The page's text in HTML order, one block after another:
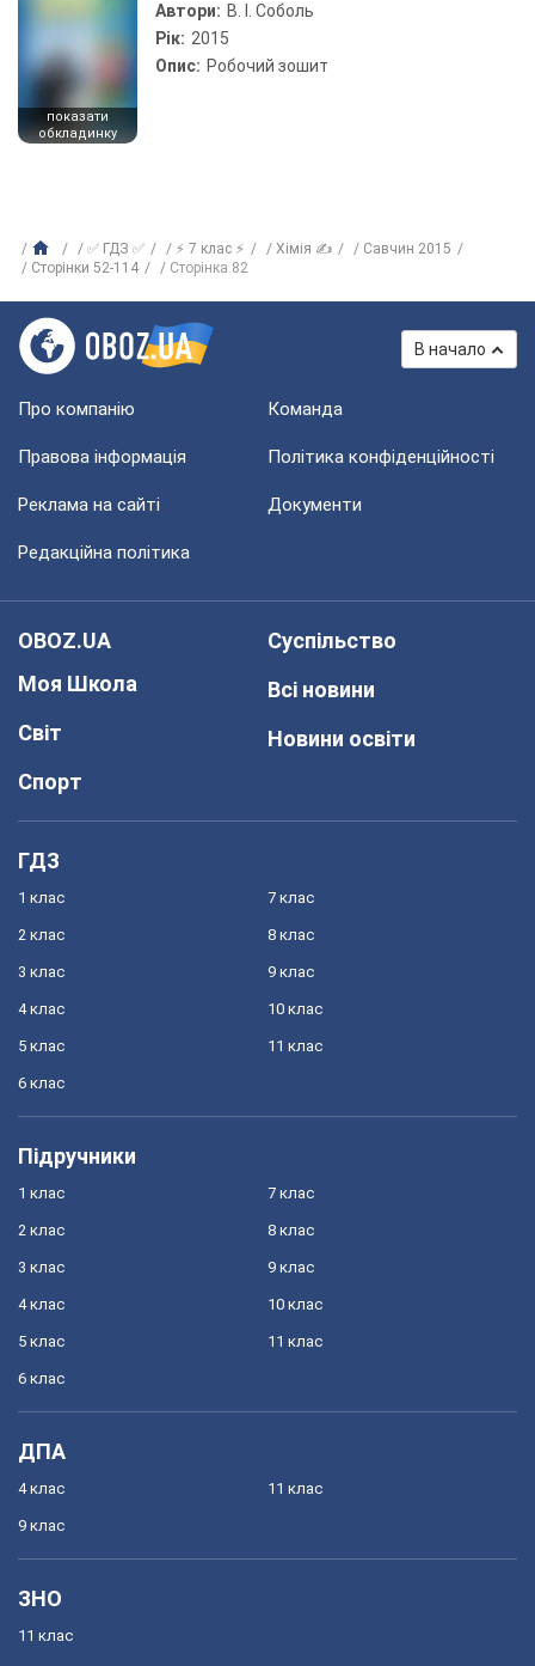
показати
обкладинку
Автори: В. І. Соболь
Рік: 2015
Опис: Робочий зошит
✅ ГДЗ ✅ ⚡ 7 клас ⚡ Хімія ✍
Савчин 2015
Сторінки 52-114
Сторінка 82
В начало
Про компанію Команда
Правова інформація Політика конфіденційності
Реклама на сайті Документи
Редакційна політика
OBOZ.UA
Моя Школа
Світ
Спорт
Суспільство
Всі новини
Новини освіти
ГДЗ
1 клас
2 клас
3 клас
4 клас
5 клас
6 клас
7 клас
8 клас
9 клас
10 клас
11 клас
Підручники
1 клас
2 клас
3 клас
4 клас
5 клас
6 клас
7 клас
8 клас
9 клас
10 клас
11 клас
ДПА
4 клас
9 клас
11 клас
ЗНО
11 клас